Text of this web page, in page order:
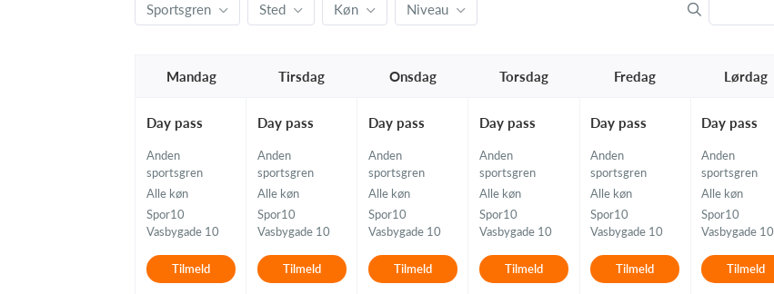
Sportsgren Sted Køn Niveau
Mandag
Day pass
Anden
sportsgren
Alle køn
Spor10
Vasbygade 10
Tilmeld
Tirsdag
Day pass
Anden
sportsgren
Alle køn
Spor10
Vasbygade 10
Tilmeld
Onsdag
Day pass
Anden
sportsgren
Alle køn
Spor10
Vasbygade 10
Tilmeld
Torsdag
Day pass
Anden
sportsgren
Alle køn
Spor10
Vasbygade 10
Tilmeld
Fredag
Day pass
Anden
sportsgren
Alle køn
Spor10
Vasbygade 10
Tilmeld
Lørdag
Day pass
Anden
sportsgren
Alle køn
Spor10
Vasbygade 10
Tilmeld